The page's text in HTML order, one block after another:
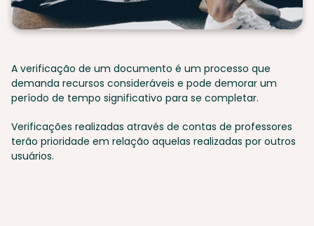
A verificação de um documento é um processo que
demanda recursos consideráveis e pode demorar um
período de tempo significativo para se completar.
Verificações realizadas através de contas de professores
terão prioridade em relação aquelas realizadas por outros
usuários.